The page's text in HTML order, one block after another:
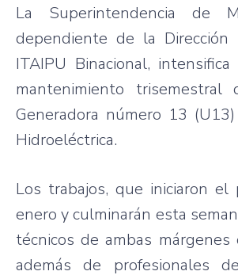
La Superintendencia de
dependiente de la Dirección
ITAIPU Binacional,
mantenimiento trisemestral
Generadora número 13
Hidroeléctrica.
Los trabajos, que iniciaron el
enero y culminarán esta
técnicos de ambas
además de profesionales